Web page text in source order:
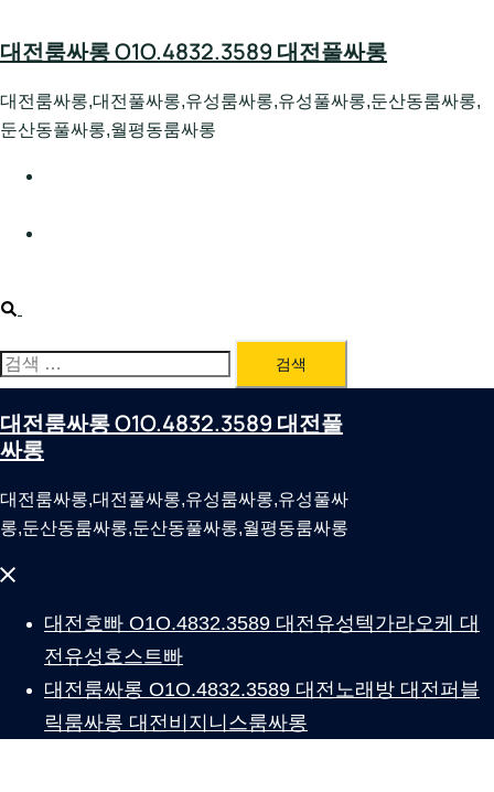
to
대전룸싸롱 O1O.4832.3589 대전풀싸롱
대전룸싸롱,대전풀싸롱,유성룸싸롱,유성풀싸롱,둔산동룸싸롱,
둔산동풀싸롱,월평동룸싸롱
Search
검
색:
대전룸싸롱 O1O.4832.3589 대전풀
싸롱
대전룸싸롱,대전풀싸롱,유성룸싸롱,유성풀싸
롱,둔산동룸싸롱,둔산동풀싸롱,월평동룸싸롱
Close
대전호빠 O1O.4832.3589 대전유성텍가라오케 대
전유성호스트빠
대전룸싸롱 O1O.4832.3589 대전노래방 대전퍼블
릭룸싸롱 대전비지니스룸싸롱